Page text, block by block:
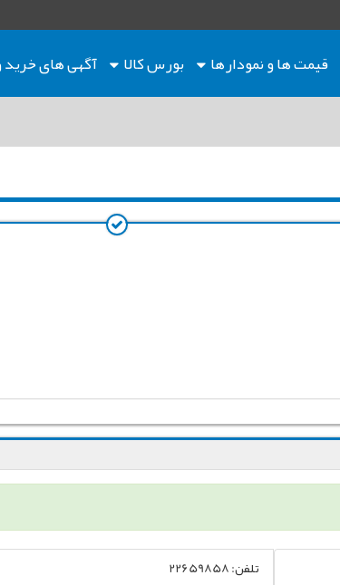
قیمت هاو نمودارها بورس کالا آگهی های
تلفن: 22659858